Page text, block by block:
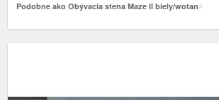
Podobne ako Obývacia stena Maze II biely/wotan